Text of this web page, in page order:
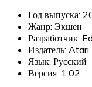
Год выпуска:
Жанр: Экшен
Разработчик:
Издатель: Atari
Язык: Русский
Версия: 1.02